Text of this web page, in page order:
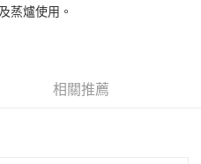
蒸爐使用。
相關推薦